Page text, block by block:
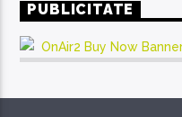
PUBLICITATE